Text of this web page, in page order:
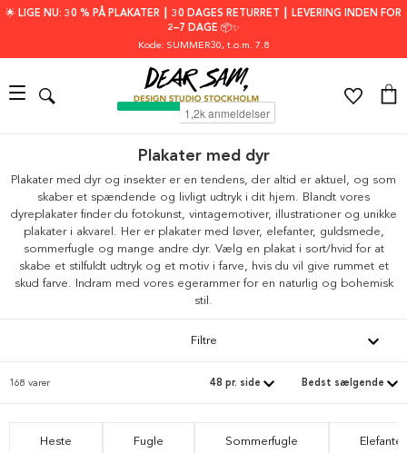
🌟 LIGE NU: 30 % PÅ PLAKATER ┃ 30 DAGES RETURRET ┃ LEVERING INDEN FOR
2–7 DAGE 📦✨
Kode: SUMMER30, t.o.m. 7.8
Plakater med dyr
Plakater med dyr og insekter er en tendens, der altid er aktuel, og som
skaber et spændende og livligt udtryk i dit hjem. Blandt vores
dyreplakater finder du fotokunst, vintagemotiver, illustrationer og unikke
plakater i akvarel. Her er plakater med løver, elefanter, guldsmede,
sommerfugle og mange andre dyr. Vælg en plakat i sort/hvid for at
skabe et stilfuldt udtryk og et motiv i farve, hvis du vil give rummet et
skud farve. Indram med vores egerammer for en naturlig og bohemisk
stil.
Filtre
168 varer
Heste Fugle Sommerfugle Elefanter